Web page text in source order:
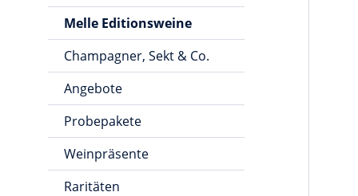
Melle Editionsweine
Champagner, Sekt & Co.
Angebote
Probepakete
Weinpräsente
Raritäten